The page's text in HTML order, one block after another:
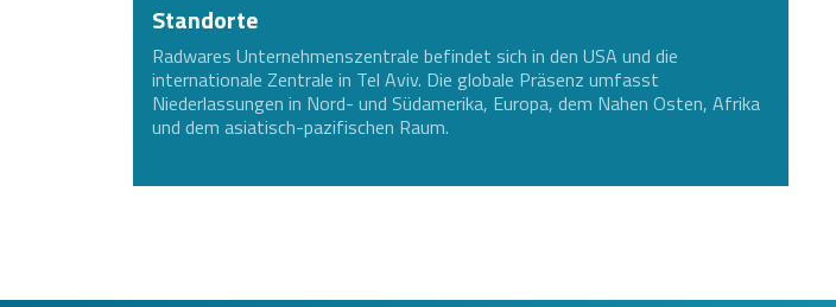
Standorte
Radwares Unternehmenszentrale befindet sich in den USA und die
internationale Zentrale in Tel Aviv. Die globale Präsenz umfasst
Niederlassungen in Nord- und Südamerika, Europa, dem Nahen Osten, Afrika
und dem asiatisch-pazifischen Raum.